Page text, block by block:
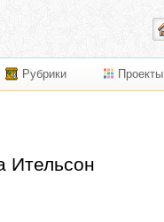
Рубрики Проекты
Ительсон